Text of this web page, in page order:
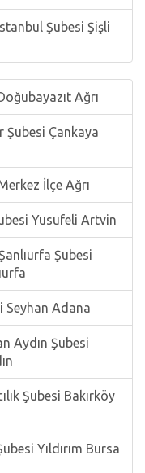
Şubesi Şişli
Ağrı
Şubesi Çankaya
İlçe Ağrı
Yusufeli Artvin
Şubesi
Seyhan Adana
Aydın Şubesi
Şubesi Bakırköy
Yıldırım Bursa